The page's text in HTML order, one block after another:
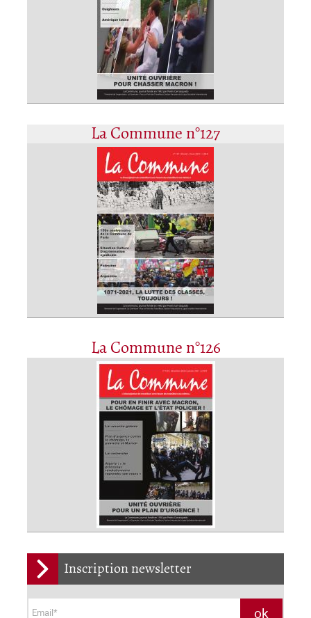
La Commune n°127
La Commune n°126
Inscription newsletter